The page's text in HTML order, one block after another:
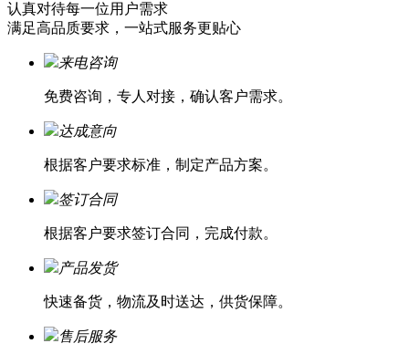
认真对待每一位用户需求
满足高品质要求，一站式服务更贴心
来电咨询
免费咨询，专人对接，确认客户需求。
达成意向
根据客户要求标准，制定产品方案。
签订合同
根据客户要求签订合同，完成付款。
产品发货
快速备货，物流及时送达，供货保障。
售后服务